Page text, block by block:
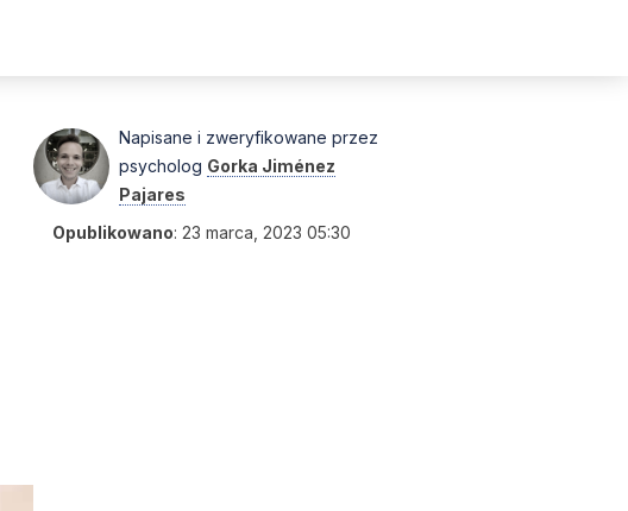
Napisane i zweryfikowane przez
psycholog Gorka Jiménez
Pajares
Opublikowano: 23 marca, 2023 05:30